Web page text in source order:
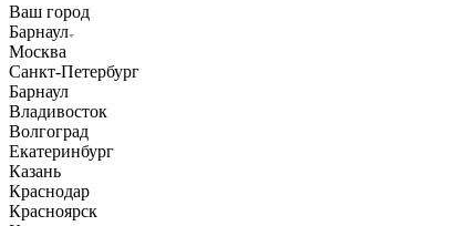
Ваш город
Барнаул
Москва
Санкт-Петербург
Барнаул
Владивосток
Волгоград
Екатеринбург
Казань
Краснодар
Красноярск